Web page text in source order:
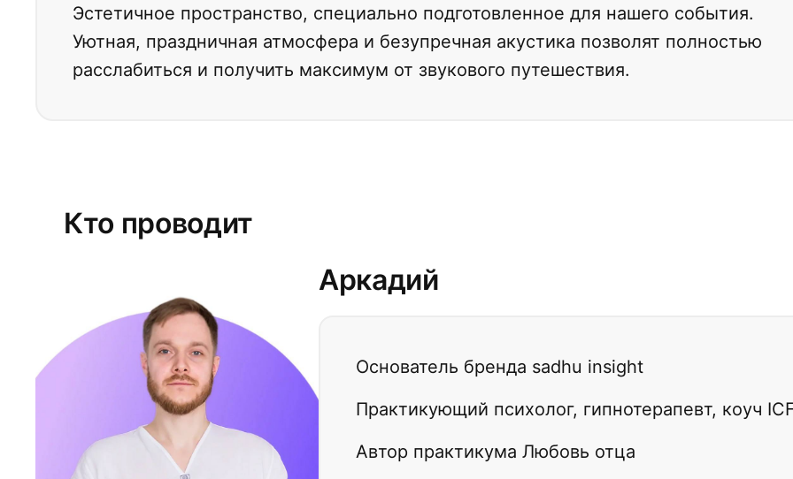
Эстетичное пространство, специально подготовленное для нашего события.
Уютная, праздничная атмосфера и безупречная акустика позволят полностью
расслабиться и получить максимум от звукового путешествия.
Кто проводит
Аркадий
Основатель бренда sadhu insight
Практикующий психолог, гипнотерапевт, коуч
Автор практикума Любовь отца